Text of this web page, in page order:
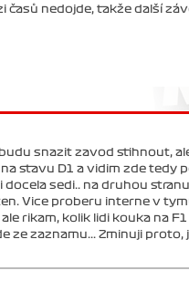
časů nedojde, takže další
snazit zavod stihnout,
na stavu D1 a vidim zde tedy
docela sedi.. na druhou
Vice proberu interne v
ale rikam, kolik lidi kouka na
ze zaznamu... Zminuji